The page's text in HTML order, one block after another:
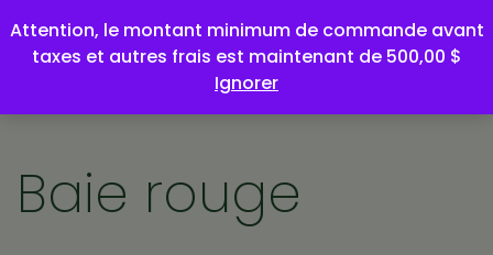
Baie rouge
Attention, le montant minimum de commande avant
taxes et autres frais est maintenant de 500,00 $
Ignorer